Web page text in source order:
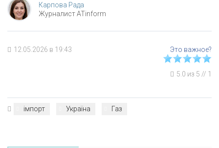
Карпова Рада
Журналист ATinform
12.05.2026 в 19:43
5.0 из 5 // 1
імпорт Україна Газ